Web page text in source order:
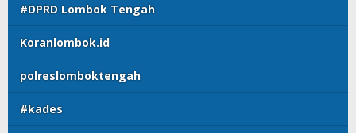
#DPRD Lombok Tengah
Koranlombok.id
polreslomboktengah
#kades